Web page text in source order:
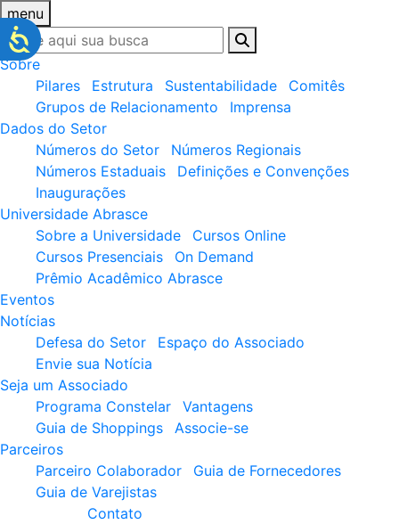
menu
Sobre
Pilares
Estrutura Sustentabilidade
Comitês
Grupos de Relacionamento
Imprensa
Dados do Setor
Números do Setor
Números Regionais
Números Estaduais
Definições e Convenções
Inaugurações
Universidade Abrasce
Sobre a Universidade
Cursos Online
Cursos Presenciais
On Demand
Prêmio Acadêmico Abrasce
Eventos
Notícias
Defesa do Setor
Espaço do Associado
Envie sua Notícia
Seja um Associado
Programa Constelar
Vantagens
Guia de Shoppings
Associe-se
Parceiros
Parceiro Colaborador
Guia de Fornecedores
Guia de Varejistas
Contato